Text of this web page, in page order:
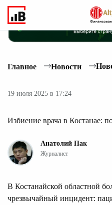
Главное Новости
19 июля 2025 в 17:24
Избиение врача в Костанае:
Анатолий Пак
Журналист
В Костанайской областной
чрезвычайный инцидент: